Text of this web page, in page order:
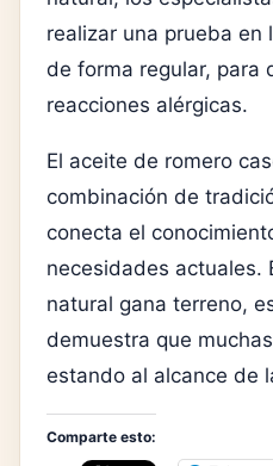
realizar una prueba en
de forma regular, para
reacciones alérgicas.
El aceite de romero
combinación de
conecta el
necesidades actuales.
natural gana terreno,
demuestra que
estando al alcance de
Comparte esto: